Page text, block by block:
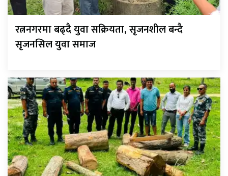
रत्ननगरमा बढ्दै युवा सक्रियता, सृजनशील बन्दै
सृजनसिल युवा समाज